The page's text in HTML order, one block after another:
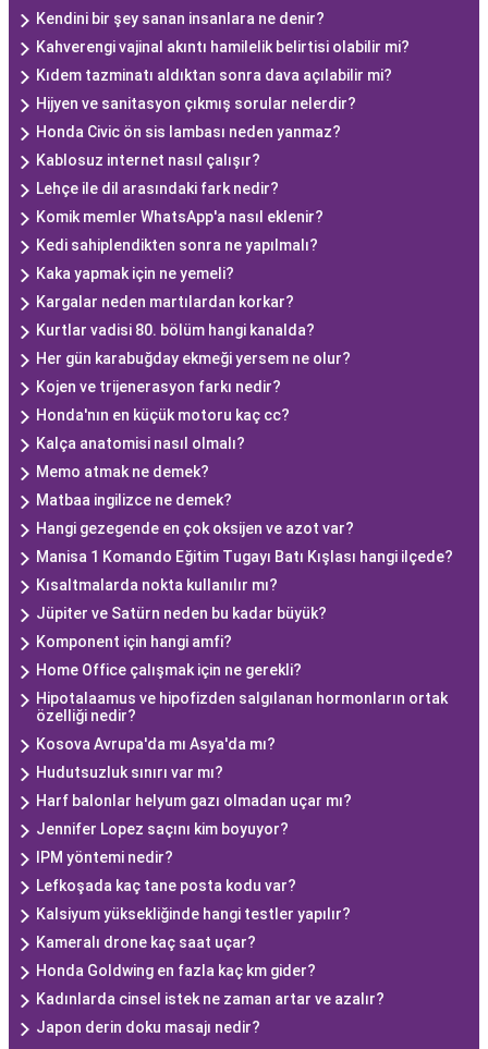
Kendini bir şey sanan insanlara ne denir?
Kahverengi vajinal akıntı hamilelik belirtisi olabilir mi?
Kıdem tazminatı aldıktan sonra dava açılabilir mi?
Hijyen ve sanitasyon çıkmış sorular nelerdir?
Honda Civic ön sis lambası neden yanmaz?
Kablosuz internet nasıl çalışır?
Lehçe ile dil arasındaki fark nedir?
Komik memler WhatsApp'a nasıl eklenir?
Kedi sahiplendikten sonra ne yapılmalı?
Kaka yapmak için ne yemeli?
Kargalar neden martılardan korkar?
Kurtlar vadisi 80. bölüm hangi kanalda?
Her gün karabuğday ekmeği yersem ne olur?
Kojen ve trijenerasyon farkı nedir?
Honda'nın en küçük motoru kaç cc?
Kalça anatomisi nasıl olmalı?
Memo atmak ne demek?
Matbaa ingilizce ne demek?
Hangi gezegende en çok oksijen ve azot var?
Manisa 1 Komando Eğitim Tugayı Batı Kışlası hangi ilçede?
Kısaltmalarda nokta kullanılır mı?
Jüpiter ve Satürn neden bu kadar büyük?
Komponent için hangi amfi?
Home Office çalışmak için ne gerekli?
Hipotalaamus ve hipofizden salgılanan hormonların ortak
özelliği nedir?
Kosova Avrupa'da mı Asya'da mı?
Hudutsuzluk sınırı var mı?
Harf balonlar helyum gazı olmadan uçar mı?
Jennifer Lopez saçını kim boyuyor?
IPM yöntemi nedir?
Lefkoşada kaç tane posta kodu var?
Kalsiyum yüksekliğinde hangi testler yapılır?
Kameralı drone kaç saat uçar?
Honda Goldwing en fazla kaç km gider?
Kadınlarda cinsel istek ne zaman artar ve azalır?
Japon derin doku masajı nedir?